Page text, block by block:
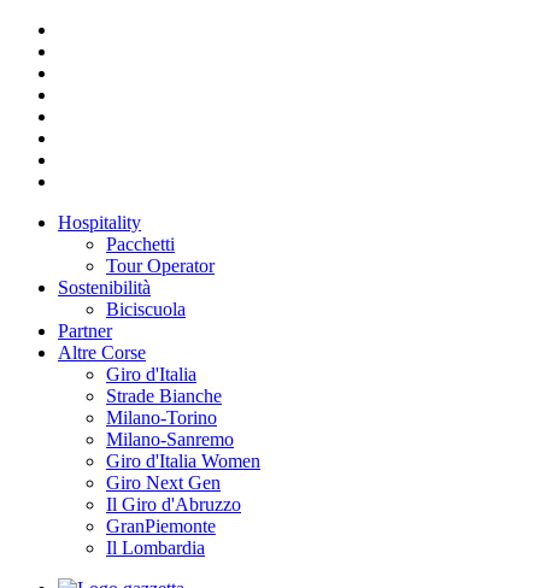
Hospitality
Pacchetti
Tour Operator
Sostenibilità
Biciscuola
Partner
Altre Corse
Giro d'Italia
Strade Bianche
Milano-Torino
Milano-Sanremo
Giro d'Italia Women
Giro Next Gen
Il Giro d'Abruzzo
GranPiemonte
Il Lombardia